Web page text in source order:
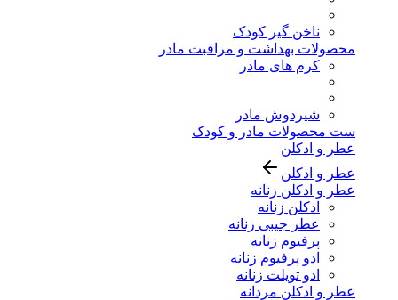
ناخن گیر کودک
محصولات بهداشت و مراقبت مادر
کرم های مادر
شیردوش مادر
ست محصولات مادر و کودک
عطر و ادکلن
عطر و ادکلن
عطر و ادکلن زنانه
ادکلن زنانه
عطر جیبی زنانه
پرفیوم زنانه
ادو پرفیوم زنانه
ادو تویلت زنانه
عطر و ادکلن مردانه